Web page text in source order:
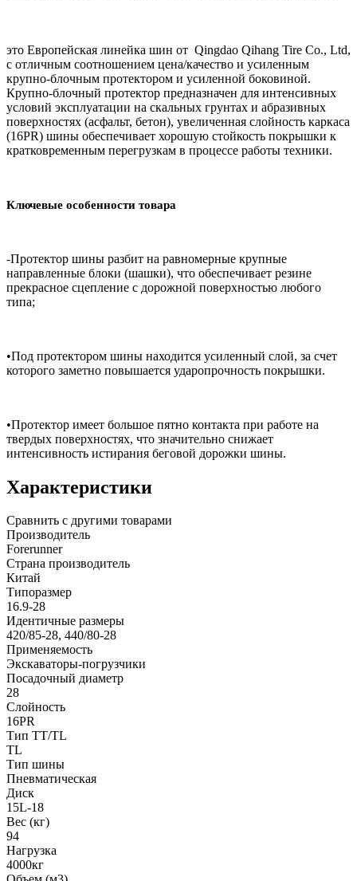
это Европейская линейка шин от Qingdao Qihang Tire Co., Ltd,
с отличным соотношением цена/качество и усиленным
крупно-блочным протектором и усиленной боковиной.
Крупно-блочный протектор предназначен для интенсивных
условий эксплуатации на скальных грунтах и абразивных
поверхностях (асфальт, бетон), увеличенная слойность каркаса
(16PR) шины обеспечивает хорошую стойкость покрышки к
кратковременным перегрузкам в процессе работы техники.
Ключевые особенности товара
-Протектор шины разбит на равномерные крупные
направленные блоки (шашки), что обеспечивает резине
прекрасное сцепление с дорожной поверхностью любого
типа;
•Под протектором шины находится усиленный слой, за счет
которого заметно повышается ударопрочность покрышки.
•Протектор имеет большое пятно контакта при работе на
твердых поверхностях, что значительно снижает
интенсивность истирания беговой дорожки шины.
Характеристики
Сравнить с другими товарами
Производитель
Forerunner
Страна производитель
Китай
Типоразмер
16.9-28
Идентичные размеры
420/85-28, 440/80-28
Применяемость
Экскаваторы-погрузчики
Посадочный диаметр
28
Слойность
16PR
Тип TT/TL
TL
Тип шины
Пневматическая
Диск
15L-18
Вес (кг)
94
Нагрузка
4000кг